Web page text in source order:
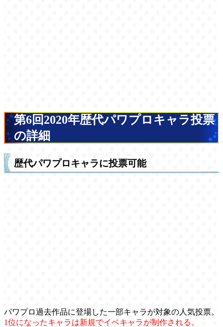
第6回2020年歴代パワプロキャラ投票
の詳細
歴代パワプロキャラに投票可能
パワプロ過去作品に登場した一部キャラが対象の人気投票。
1位になったキャラは新規でイベキャラが制作される。